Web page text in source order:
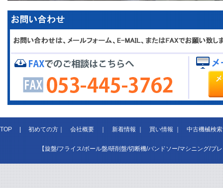
TOP|初めての方｜会社概要｜新着情報｜買い情報｜中古機械検索
【旋盤/フライス/ボール盤/研削盤/切断機/バンドソー/マシニング/プ